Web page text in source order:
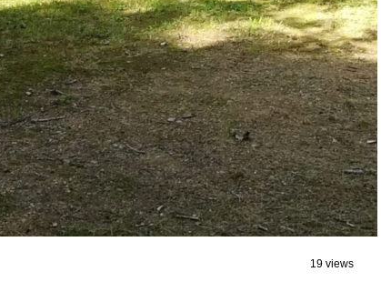
19 views